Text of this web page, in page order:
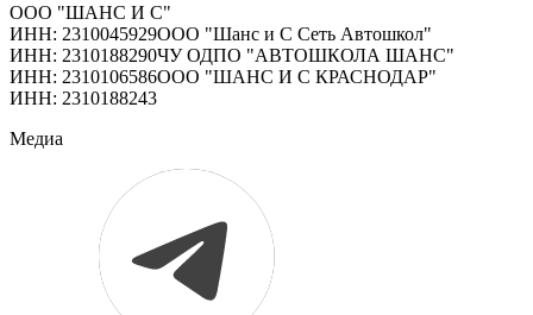
ООО "ШАНС И С"
ИНН: 2310045929ООО "Шанс и С Сеть Автошкол"
ИНН: 2310188290ЧУ ОДПО "АВТОШКОЛА ШАНС"
ИНН: 2310106586ООО "ШАНС И С КРАСНОДАР"
ИНН: 2310188243
Медиа